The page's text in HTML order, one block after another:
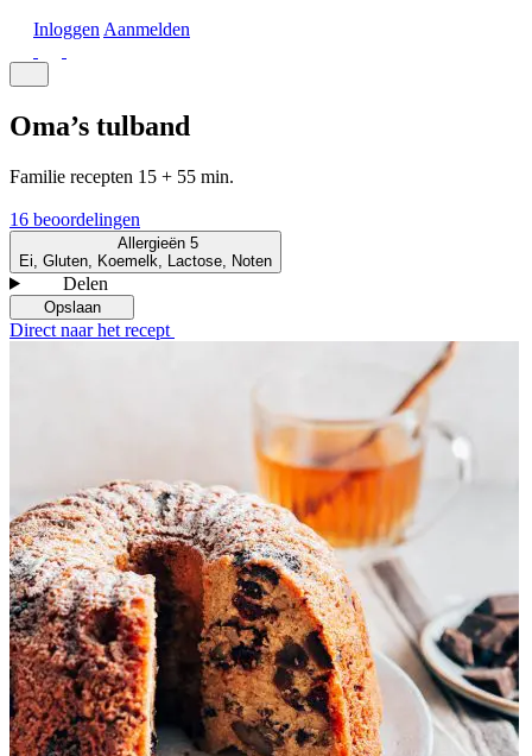
Inloggen Aanmelden
Oma’s tulband
Familie recepten 15 + 55 min.
16 beoordelingen
Allergieën 5
Ei, Gluten, Koemelk, Lactose, Noten
Delen
Opslaan
Direct naar het recept